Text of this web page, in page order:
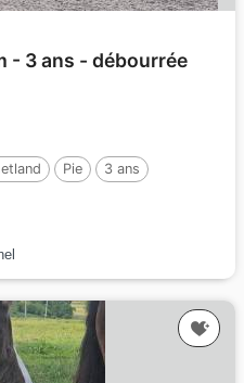
- 3 ans - débourrée
Pie
3 ans